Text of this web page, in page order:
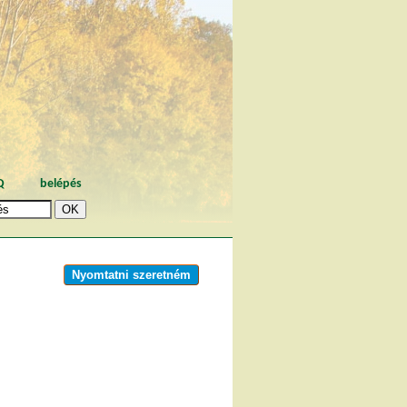
belépés
Nyomtatni szeretném